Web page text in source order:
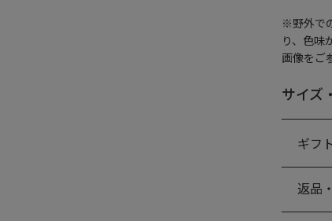
※野外で
り、色味
画像をご
サイズ
ギフ
返品